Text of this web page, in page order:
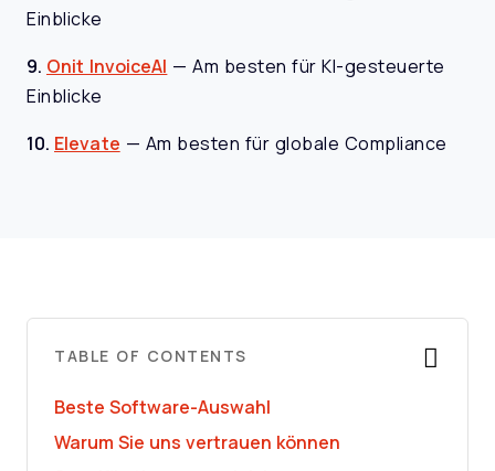
Einblicke
9. Onit InvoiceAI —Am besten für KI-gesteuerte
Einblicke
10. Elevate — Am besten für globale Compliance
TABLE OF CONTENTS
Beste Software-Auswahl
Warum Sie uns vertrauen können